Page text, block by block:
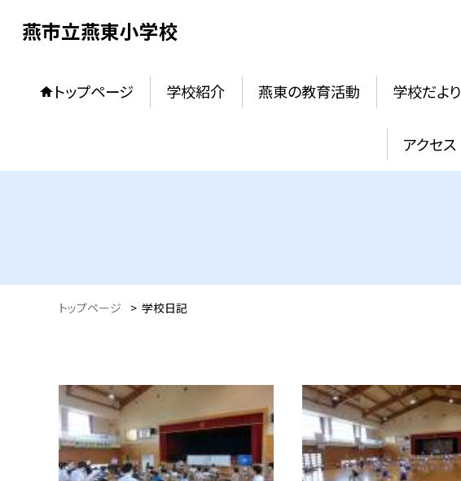
燕市立燕東小学校
トップページ 学校紹介 燕東の教育活動 学校だより
アクセス
トップページ > 学校日記